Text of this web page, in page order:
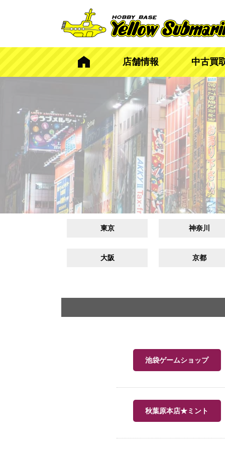
店舗情報 中古買
東京 神奈川
大阪 京都
池袋ゲームショップ
秋葉原本店★ミント